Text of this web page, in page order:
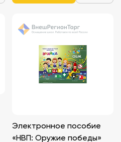
Электронное пособие
«НВП: Оружие победы»